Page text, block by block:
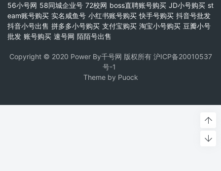
56小号网 58同城企业号 72校网 boss直聘账号购买 JD小号购买 st
eam账号购买 实名咸鱼号 小红书账号购买 快手号购买 抖音号批发
抖音小号出售 拼多多小号购买 支付宝购买 淘宝小号购买 豆瓣小号
批发 账号购买 速号网 陌陌号出售
Copyright © 2020 Power By千号网 版权所有 沪ICP备20010537
号-1
Theme by Puock